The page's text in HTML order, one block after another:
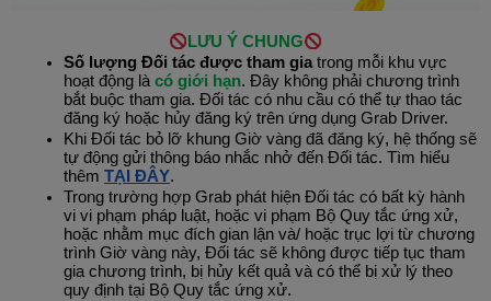
LƯU Ý CHUNG
Số lượng Đối tác được tham giatrong mỗi khu vực
hoạt động là có giới hạn. Đây không phải chương trình
bắt buộc tham gia. Đối tác có nhu cầu có thể tự thao tác
đăng ký hoặc hủy đăng ký trên ứng dụng Grab Driver.
Khi Đối tác bỏ lỡ khung Giờ vàng đã đăng ký, hệ thống sẽ
tự động gửi thông báo nhắc nhở đến Đối tác. Tìm hiểu
thêm TẠI ĐÂY.
Trong trường hợp Grab phát hiện Đối tác có bất kỳ hành
vi vi phạm pháp luật, hoặc vi phạm Bộ Quy tắc ứng xử,
hoặc nhằm mục đích gian lận và/ hoặc trục lợi từ chương
trình Giờ vàng này, Đối tác sẽ không được tiếp tục tham
gia chương trình, bị hủy kết quả và có thể bị xử lý theo
quy định tại Bộ Quy tắc ứng xử.